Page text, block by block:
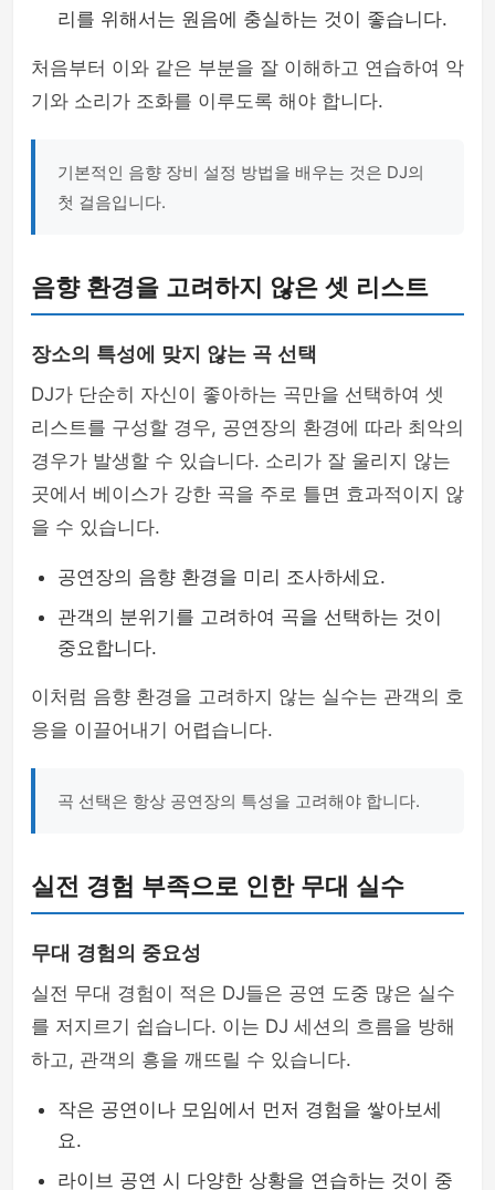
리를 위해서는 원음에 충실하는 것이 좋습니다.
처음부터 이와 같은 부분을 잘 이해하고 연습하여 악
기와 소리가 조화를 이루도록 해야 합니다.
기본적인 음향 장비 설정 방법을 배우는 것은 DJ의
첫 걸음입니다.
음향 환경을 고려하지 않은 셋 리스트
장소의 특성에 맞지 않는 곡 선택
DJ가 단순히 자신이 좋아하는 곡만을 선택하여 셋
리스트를 구성할 경우, 공연장의 환경에 따라 최악의
경우가 발생할 수 있습니다. 소리가 잘 울리지 않는
곳에서 베이스가 강한 곡을 주로 틀면 효과적이지 않
을 수 있습니다.
공연장의 음향 환경을 미리 조사하세요.
관객의 분위기를 고려하여 곡을 선택하는 것이
중요합니다.
이처럼 음향 환경을 고려하지 않는 실수는 관객의 호
응을 이끌어내기 어렵습니다.
곡 선택은 항상 공연장의 특성을 고려해야 합니다.
실전 경험 부족으로 인한 무대 실수
무대 경험의 중요성
실전 무대 경험이 적은 DJ들은 공연 도중 많은 실수
를 저지르기 쉽습니다. 이는 DJ 세션의 흐름을 방해
하고, 관객의 흥을 깨뜨릴 수 있습니다.
작은 공연이나 모임에서 먼저 경험을 쌓아보세
요.
라이브 공연 시 다양한 상황을 연습하는 것이 중